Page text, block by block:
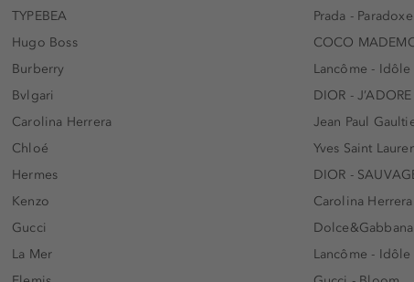
TYPEBEA
Hugo Boss
Burberry
Bvlgari
Carolina Herrera
Chloé
Hermes
Kenzo
Gucci
La Mer
Prada - Paradoxe
COCO
Lancôme - Idôle
DIOR - J’ADORE
Jean Paul
Yves Saint
DIOR -
Carolina
Lancôme - Idôle